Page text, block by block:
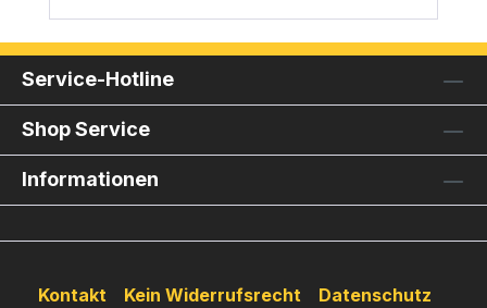
Service-Hotline
Shop Service
Informationen
Kontakt Kein Widerrufsrecht
Datenschutz